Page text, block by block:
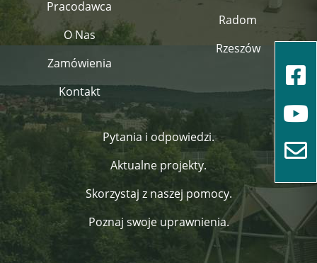
Pracodawca
O Nas
Zamówienia
Kontakt
Radom
Rzeszów
Pytania i odpowiedzi.
Aktualne projekty.
Skorzystaj z naszej pomocy.
Poznaj swoje uprawnienia.